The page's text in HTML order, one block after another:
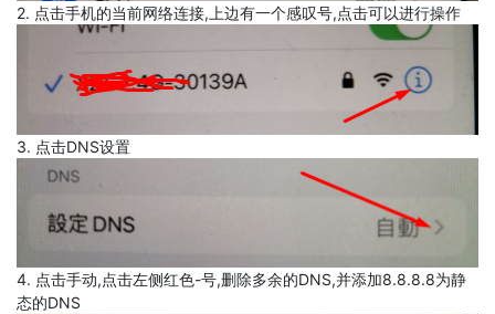
2. 点击手机的当前网络连接,上边有一个感叹号,点击可以进行操作
3. 点击DNS设置
4. 点击手动,点击左侧红色-号,删除多余的DNS,并添加8.8.8.8为静
态的DNS